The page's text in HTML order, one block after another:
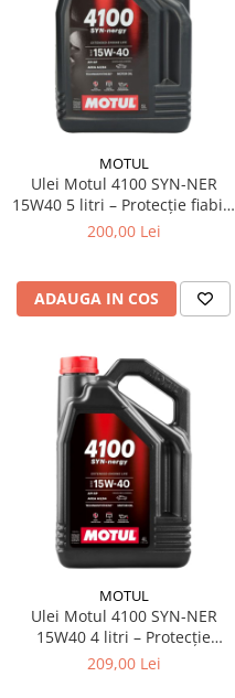
MOTUL
Ulei Motul 4100 SYN-NER
15W40 5 litri – Protecție fiabilă
și performanță constantă
200,00 Lei
ADAUGA IN COS
MOTUL
Ulei Motul 4100 SYN-NER
15W40 4 litri – Protecție
durabilă și performanță
209,00 Lei